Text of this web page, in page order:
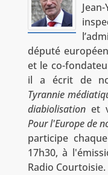
député
et le co-
il a écrit de
Tyrannie
diabiolisationet
Pour l'Europe de
participe
17h30, à
Radio Courtoisie.